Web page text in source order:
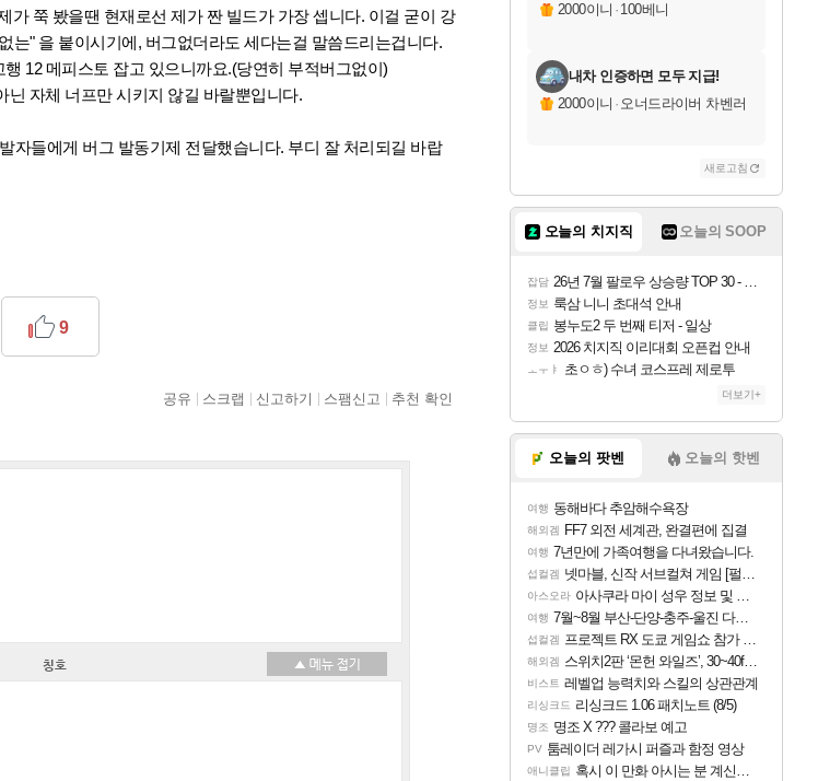
가 쭉 봤을땐 현재로선 제가 짠 빌드가 가장 셉니다. 이걸 굳이 강
는" 을 붙이시기에, 버그없더라도 세다는걸 말씀드리는겁니다.
12 메피스토 잡고 있으니까요.(당연히 부적버그없이)
자체 너프만 시키지 않길 바랄뿐입니다.
자들에게 버그 발동기제 전달했습니다. 부디 잘 처리되길 바랍
9
공유 스크랩 신고하기 스팸신고 추천 확인
칭호
2000이니 · 100베니
내차 인증하면 모두 지급!
2000이니 · 오너드라이버 차벤러
새로고침
오늘의 치지직 오늘의 SOOP
잡담 26년 7월 팔로우 상승량 TOP 30 - 월간 치지직
정보 룩삼 니니 초대석 안내
클립 봉누도2 두 번째 티저 - 일상
정보 2026 치지직 이리대회 오픈컵 안내
ㅗㅜㅑ 초ㅇㅎ) 수녀 코스프레 제로투
더보기+
오늘의 팟벤 오늘의 핫벤
여행 동해바다 추암해수욕장
해외겜 FF7 외전 세계관, 완결편에 집결
여행 7년만에 가족여행을 다녀왔습니다.
섭컬겜 넷마블, 신작 서브컬쳐 게임 [펄 인 블루] 티저 사이트 오픈
아스오라 아사쿠라 마이 성우 정보 및 주요 필모
여행 7월~8월 부산-단양-충주-울진 다녀왔어요~
섭컬겜 프로젝트 RX 도쿄 게임쇼 참가 결정
해외겜 스위치2판 ‘몬헌 와일즈’, 30~40fps 목표 추정
비스트 레벨업 능력치와 스킬의 상관관계
리싱크드 리싱크드 1.06 패치노트 (8/5)
명조 명조 X ??? 콜라보 예고
PV 툼레이더 레가시 퍼즐과 함정 영상
애니클립 혹시 이 만화 아시는 분 계신가요